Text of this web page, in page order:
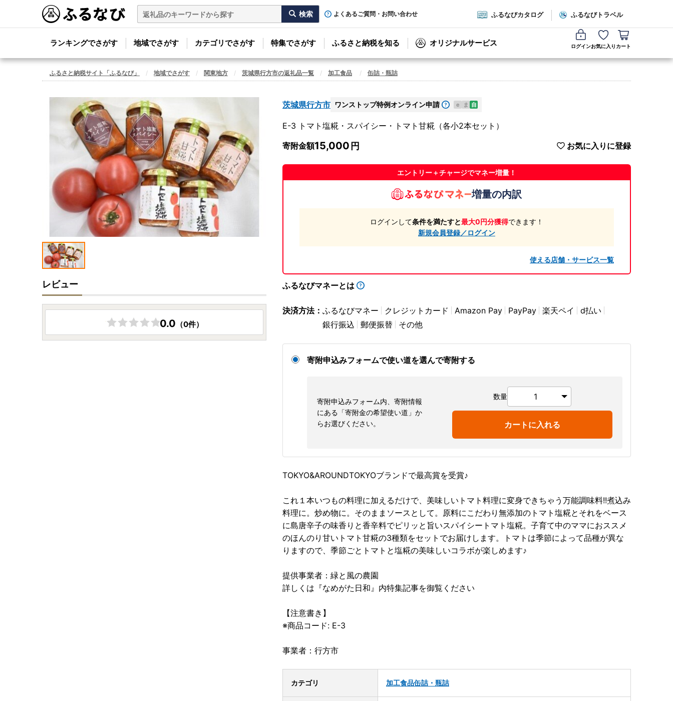
よくあるご質問・お問い合わせ ふるなびカタログ ふるなびトラベル
ランキングでさがす 地域でさがす カテゴリでさがす 特集でさがす ふるさと納税を知る オリジナルサービス ログインお気に入り カート
ふるさと納税サイト「ふるなび」 地域でさがす 関東地方 茨城県行方市の返礼品一覧 加工食品 缶詰・瓶詰
茨城県行方市 ワンストップ特例オンライン申請 e ま 自
E-3 トマト塩糀・スパイシー・トマト甘糀（各小2本セット）
寄附金額15,000 お気に入りに登録
エントリー＋チャージでマネー増量！
増量の内訳
ログインして条件を満たすと最大0円分獲得できます！
新規会員登録／ログイン
使える店舗・サービス一覧
ふるなびマネーとは
決済方法： ふるなびマネー クレジットカード Amazon Pay PayPay 楽天ペイ
d払い
銀行振込
郵便振替 その他
寄附申込みフォームで使い道を選んで寄附する
寄附申込みフォーム内、寄附情報
にある「寄附金の希望使い道」か
らお選びください。
数量
カートに入れる
TOKYO&AROUNDTOKYOブランドで最高賞を受賞♪
これ１本いつもの料理に加えるだけで、美味しいトマト料理に変身できちゃう万能調味料!!煮込み
料理に。炒め物に。そのままソースとして。原料にこだわり無添加のトマト塩糀とそれをベース
に島唐辛子の味香りと香辛料でピリッと旨いスパイシートマト塩糀。子育て中のママにおススメ
のほんのり甘いトマト甘糀の3種類をセットでお届けします。トマトは季節によって品種が異な
りますので、季節ごとトマトと塩糀の美味しいコラボが楽しめます♪
提供事業者：緑と風の農園
詳しくは『なめがた日和』内特集記事を御覧ください
【注意書き】
※商品コード: E-3
事業者：行方市
カテゴリ 加工食品缶詰・瓶詰
レビュー
0.0 （0件）